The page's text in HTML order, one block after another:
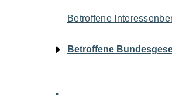
für
den
Seiteninhalt
Betroffene
Betroffene